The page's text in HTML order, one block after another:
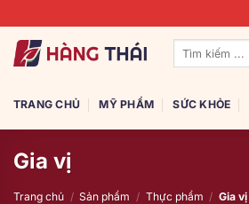
qua
nội
Tìm
TRANG CHỦ MỸ PHẨM SỨC KHỎE
Gia vị
Trang chủ / Sản phẩm / Thực phẩm / Gia vị